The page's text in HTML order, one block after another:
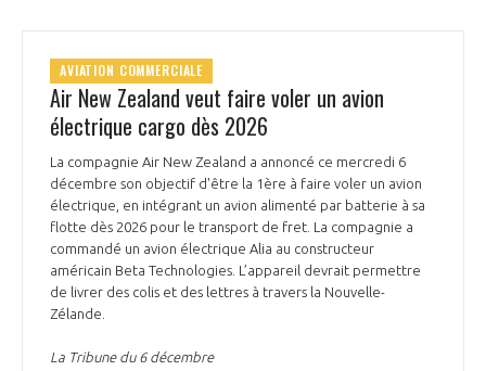
AVIATION COMMERCIALE
Air New Zealand veut faire voler un avion
électrique cargo dès 2026
La compagnie Air New Zealand a annoncé ce mercredi 6
décembre son objectif d'être la 1ère à faire voler un avion
électrique, en intégrant un avion alimenté par batterie à sa
flotte dès 2026 pour le transport de fret. La compagnie a
commandé un avion électrique Alia au constructeur
américain Beta Technologies. L’appareil devrait permettre
de livrer des colis et des lettres à travers la Nouvelle-
Zélande.
La Tribune du 6 décembre